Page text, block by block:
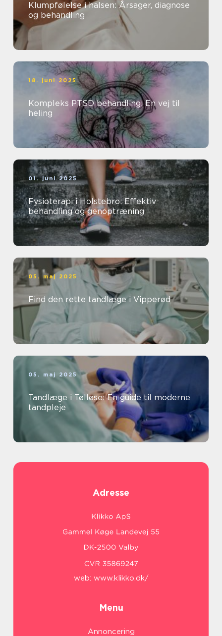
Klumpfølelse i halsen: Årsager, diagnose
og behandling
18. juni 2025
Kompleks PTSD behandling: En vej til
heling
01. juni 2025
Fysioterapi i Holstebro: Effektiv
behandling og genoptræning
05. maj 2025
Find den rette tandlæge i Vipperød
05. maj 2025
Tandlæge i Tølløse: En guide til moderne
tandpleje
Adresse
web: www.klikko.dk/
Menu
Annoncering